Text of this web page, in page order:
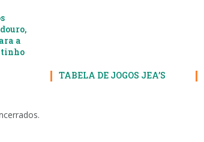
a
TABELA DE JOGOS JEA’S